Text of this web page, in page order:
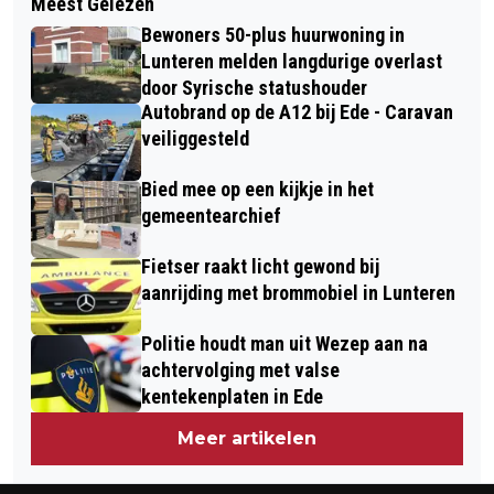
VAST VOOR ZWARTEBROEK EN
TERSCHUUR
TWEE INZITTENDE GEWOND BIJ
EENZIJDIG ERNSTIG ONGEVAL IN
HARSKAMP
Bewoners 50-plus huurwoning in
Lunteren melden langdurige overlast
door Syrische statushouder
Autobrand op de A12 bij Ede - Caravan
veiliggesteld
Bied mee op een kijkje in het
gemeentearchief
Fietser raakt licht gewond bij
aanrijding met brommobiel in Lunteren
Politie houdt man uit Wezep aan na
achtervolging met valse
kentekenplaten in Ede
Meer artikelen